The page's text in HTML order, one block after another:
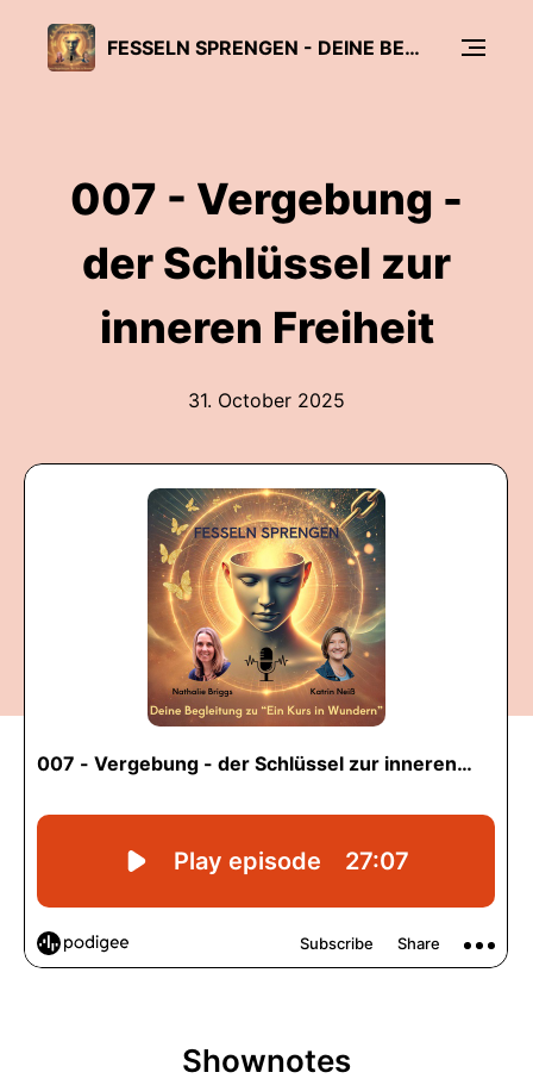
FESSELN SPRENGEN - DEINE BEGLEITUNG ZU "EIN KURS IN WUNDERN"
007 - Vergebung -
der Schlüssel zur
inneren Freiheit
31. October 2025
Shownotes